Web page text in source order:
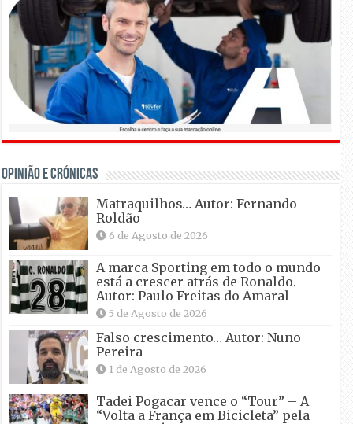
OPINIÃO E CRÓNICAS
Matraquilhos… Autor: Fernando
Roldão
6 de Agosto de 2026
A marca Sporting em todo o mundo
está a crescer atrás de Ronaldo.
Autor: Paulo Freitas do Amaral
5 de Agosto de 2026
Falso crescimento… Autor: Nuno
Pereira
1 de Agosto de 2026
Tadei Pogacar vence o “Tour” – A
“Volta a França em Bicicleta” pela